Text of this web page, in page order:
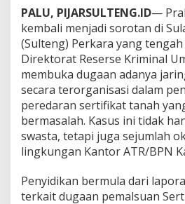
l
i
n
d
u
g
i
n
y
a
?
S
a
p
PALU, PIJARSULTENG.ID—
kembali menjadi sorotan di
(Sulteng) Perkara yang
Direktorat Reserse Kriminal
membuka dugaan adanya
secara terorganisasi dalam
peredaran sertifikat tanah
bermasalah. Kasus ini tidak
swasta, tetapi juga sejumlah
lingkungan Kantor ATR/BPN
Penyidikan bermula dari
terkait dugaan pemalsuan